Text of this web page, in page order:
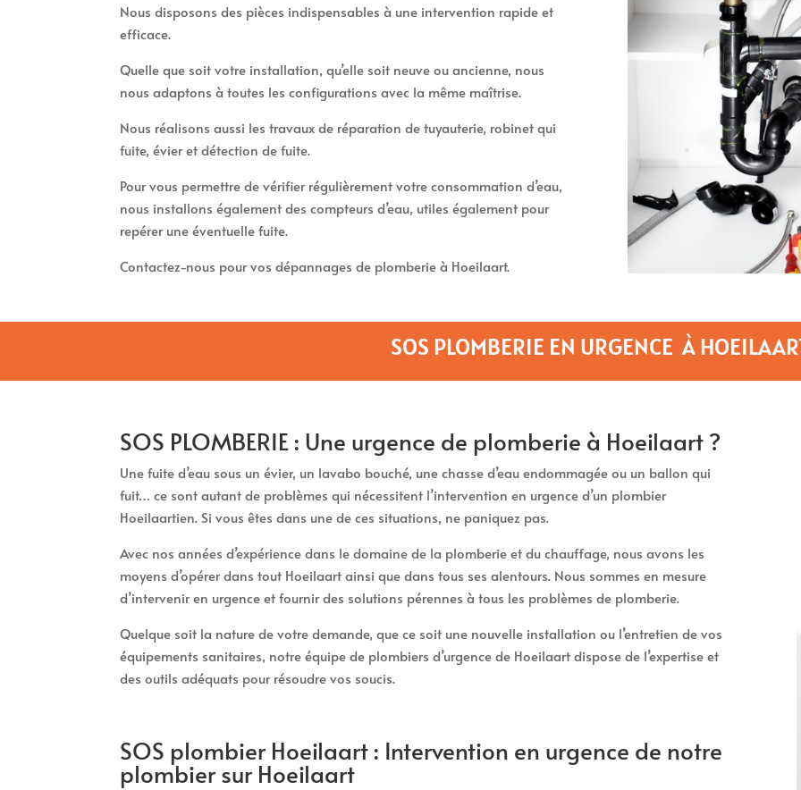
Nous disposons des pièces indispensables à une intervention rapide et
efficace.
Quelle que soit votre installation, qu’elle soit neuve ou ancienne, nous
nous adaptons à toutes les configurations avec la même maîtrise.
Nous réalisons aussi les travaux de réparation de tuyauterie, robinet qui
fuite, évier et détection de fuite.
Pour vous permettre de vérifier régulièrement votre consommation d’eau,
nous installons également des compteurs d’eau, utiles également pour
repérer une éventuelle fuite.
Contactez-nous pour vos dépannages de plomberie à Hoeilaart.
SOS PLOMBERIE EN URGENCE À
SOS PLOMBERIE : Une urgence de plomberie à Hoeilaart ?
Une fuite d’eau sous un évier, un lavabo bouché, une chasse d’eau endommagée ou un ballon qui
fuit… ce sont autant de problèmes qui nécessitent l’intervention en urgence d’un plombier
Hoeilaartien. Si vous êtes dans une de ces situations, ne paniquez pas.
Avec nos années d’expérience dans le domaine de la plomberie et du chauffage, nous avons les
moyens d’opérer dans tout Hoeilaart ainsi que dans tous ses alentours. Nous sommes en mesure
d’intervenir en urgence et fournir des solutions pérennes à tous les problèmes de plomberie.
Quelque soit la nature de votre demande, que ce soit une nouvelle installation ou l’entretien de vos
équipements sanitaires, notre équipe de plombiers d’urgence de Hoeilaart dispose de l’expertise et
des outils adéquats pour résoudre vos soucis.
SOS plombier Hoeilaart : Intervention en urgence de notre
plombier sur Hoeilaart